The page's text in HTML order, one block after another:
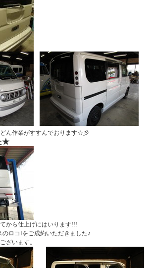
ん作業がすすんでおります☆彡
★
から仕上げにはいります!!!
ロコⅠをご成約いただきました♪
ざいます。